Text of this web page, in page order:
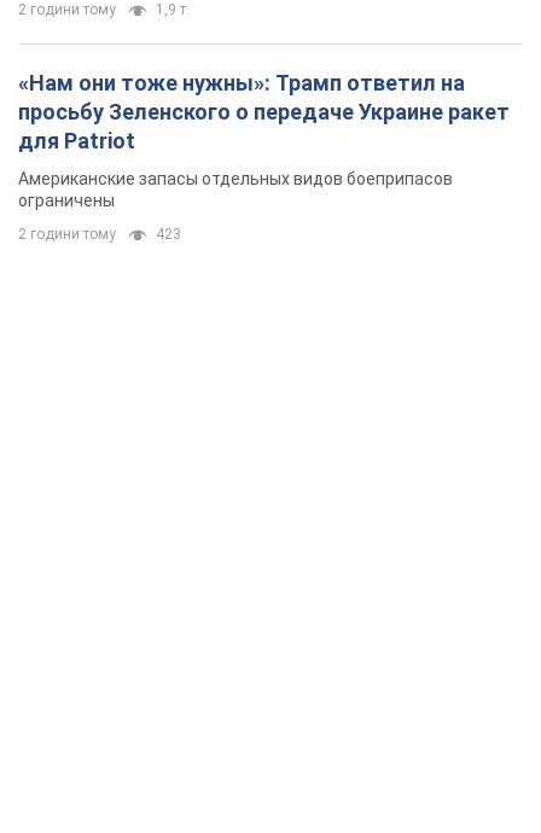
2 години тому 1,9 т.
«Нам они тоже нужны»: Трамп ответил на
просьбу Зеленского о передаче Украине ракет
для Patriot
Американские запасы отдельных видов боеприпасов
ограничены
2 години тому 423